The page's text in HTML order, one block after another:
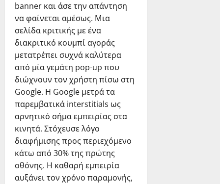
banner και άσε την απάντηση
να φαίνεται αμέσως. Μια
σελίδα κριτικής με ένα
διακριτικό κουμπί αγοράς
μετατρέπει συχνά καλύτερα
από μία γεμάτη pop-up που
διώχνουν τον χρήστη πίσω στη
Google. Η Google μετρά τα
παρεμβατικά interstitials ως
αρνητικό σήμα εμπειρίας στα
κινητά. Στόχευσε λόγο
διαφήμισης προς περιεχόμενο
κάτω από 30% της πρώτης
οθόνης. Η καθαρή εμπειρία
αυξάνει τον χρόνο παραμονής,